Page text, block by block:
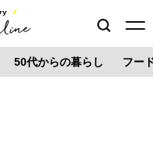
50代からの暮らし フー